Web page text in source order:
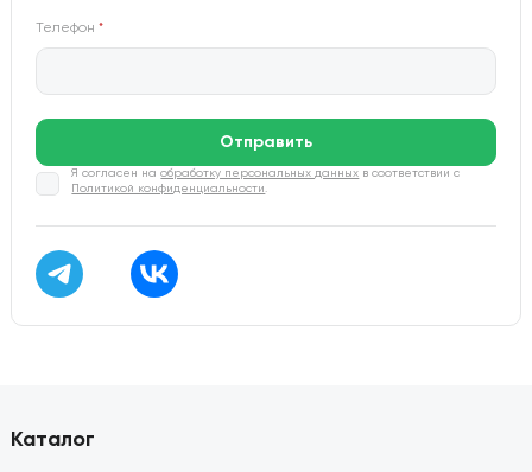
Телефон*
Отправить
Я согласен наобработку персональных данных в соответствии с
Политикой конфиденциальности
Каталог